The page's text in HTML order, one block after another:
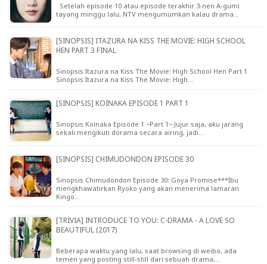
Setelah episode 10 atau episode terakhir 3-nen A-gumi
tayang minggu lalu, NTV mengumumkan kalau drama…
[SINOPSIS] ITAZURA NA KISS THE MOVIE: HIGH SCHOOL
HEN PART 3 FINAL
Sinopsis Itazura na Kiss The Movie: High School Hen Part 1
Sinopsis Itazura na Kiss The Movie: High…
[SINOPSIS] KOINAKA EPISODE 1 PART 1
Sinopsis Koinaka Episode 1 ~Part 1~ Jujur saja, aku jarang
sekali mengikuti dorama secara airing, jadi…
[SINOPSIS] CHIMUDONDON EPISODE 30
Sinopsis Chimudondon Episode 30: Goya Promise***Ibu
mengkhawatirkan Ryoko yang akan menerima lamaran
Kingo…
[TRIVIA] INTRODUCE TO YOU: C-DRAMA - A LOVE SO
BEAUTIFUL (2017)
Beberapa waktu yang lalu, saat browsing di weibo, ada
temen yang posting still-still dari sebuah drama,…